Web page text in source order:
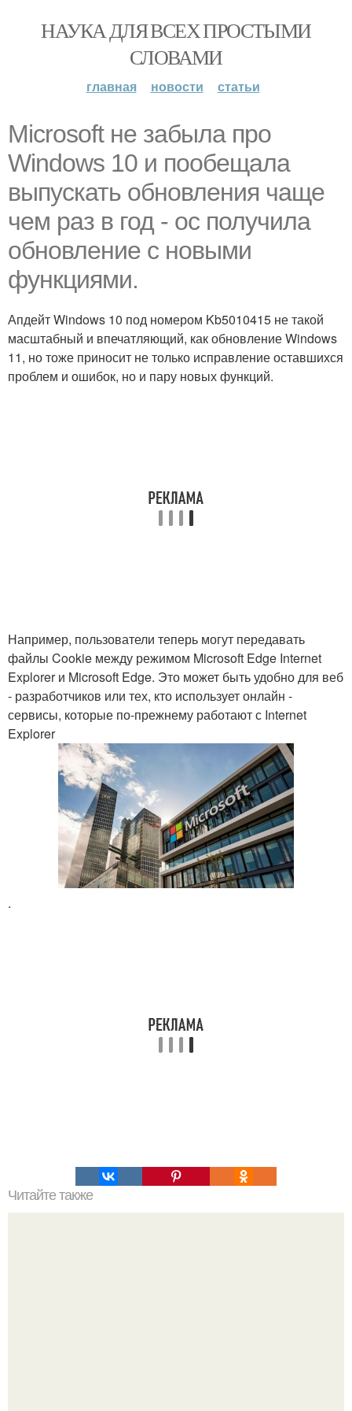
НАУКА ДЛЯ ВСЕХ ПРОСТЫМИ
СЛОВАМИ
главная новости статьи
Microsoft не забыла про
Windows 10 и пообещала
выпускать обновления чаще
чем раз в год - ос получила
обновление с новыми
функциями.
Апдейт Windows 10 под номером Kb5010415 не такой
масштабный и впечатляющий, как обновление Windows
11, но тоже приносит не только исправление оставшихся
проблем и ошибок, но и пару новых функций.
Например, пользователи теперь могут передавать
файлы Cookie между режимом Microsoft Edge Internet
Explorer и Microsoft Edge. Это может быть удобно для веб
- разработчиков или тех, кто использует онлайн -
сервисы, которые по-прежнему работают с Internet
Explorer
.
Читайте также